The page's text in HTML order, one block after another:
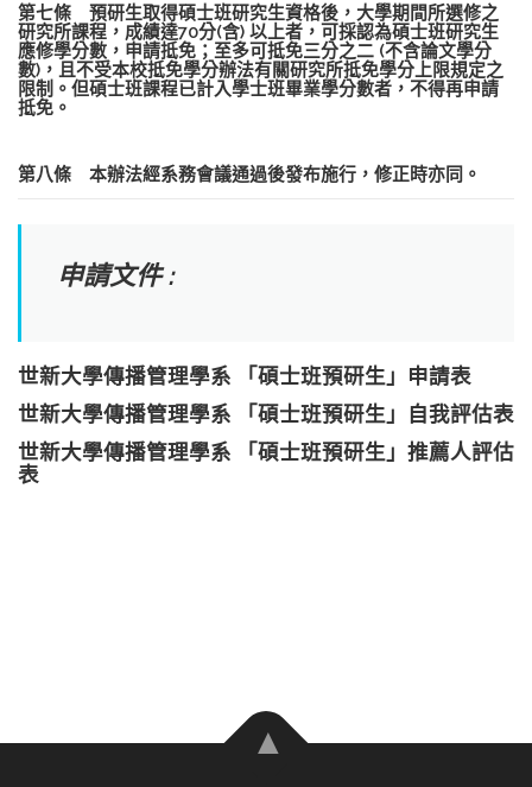
第七條 預研生取得碩士班研究生資格後，大學期間所選修之
研究所課程，成績達70分(含) 以上者，可採認為碩士班研究生
應修學分數，申請抵免；至多可抵免三分之二 (不含論文學分
數)，且不受本校抵免學分辦法有關研究所抵免學分上限規定之
限制。但碩士班課程已計入學士班畢業學分數者，不得再申請
抵免。
第八條 本辦法經系務會議通過後發布施行，修正時亦同。
申請文件 :
世新大學傳播管理學系 「碩士班預研生」申請表
世新大學傳播管理學系 「碩士班預研生」自我評估表
世新大學傳播管理學系 「碩士班預研生」推薦人評估
表